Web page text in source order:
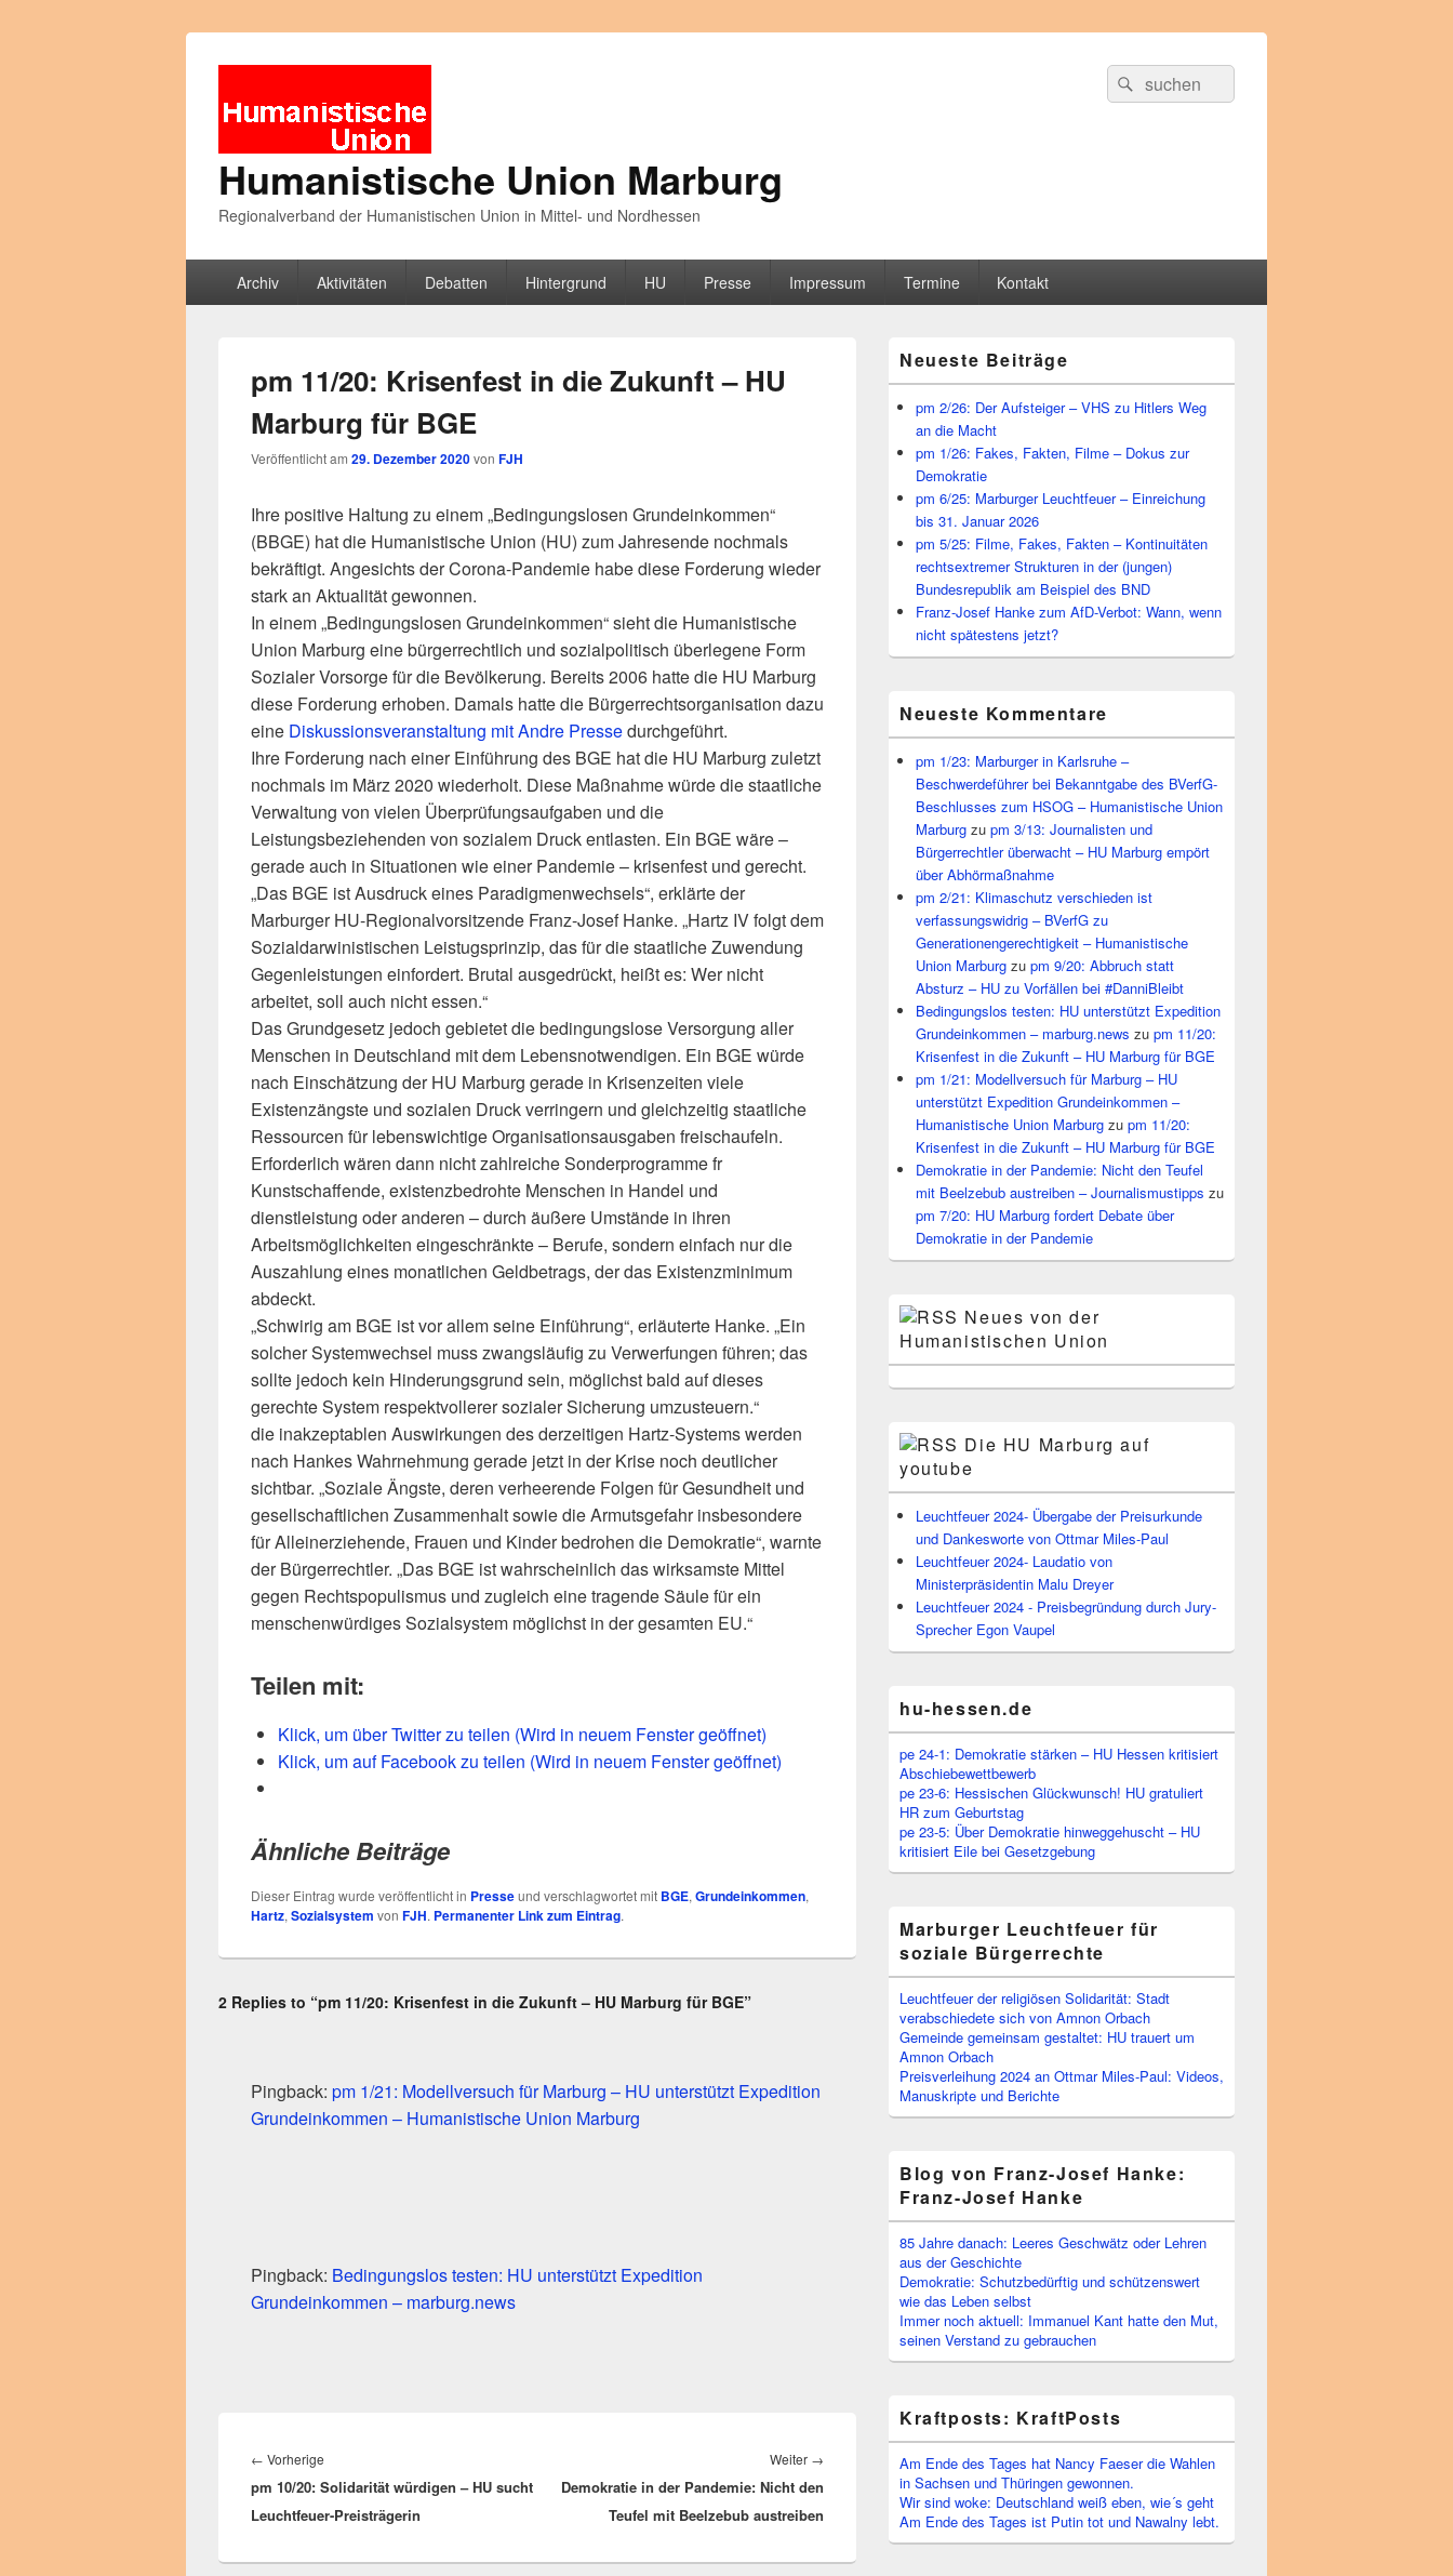
Humanistische Union Marburg
Regionalverband der Humanistischen Union in Mittel- und Nordhessen
Suche
nach:
Suchen
Archiv Aktivitäten Debatten Hintergrund HU Presse Impressum Termine Kontakt
pm 11/20: Krisenfest in die Zukunft – HU
Marburg für BGE
Veröffentlicht am 29. Dezember 2020von FJH
Ihre positive Haltung zu einem „Bedingungslosen Grundeinkommen“
(BBGE) hat die Humanistische Union (HU) zum Jahresende nochmals
bekräftigt. Angesichts der Corona-Pandemie habe diese Forderung wieder
stark an Aktualität gewonnen.
In einem „Bedingungslosen Grundeinkommen“ sieht die Humanistische
Union Marburg eine bürgerrechtlich und sozialpolitisch überlegene Form
Sozialer Vorsorge für die Bevölkerung. Bereits 2006 hatte die HU Marburg
diese Forderung erhoben. Damals hatte die Bürgerrechtsorganisation dazu
eine Diskussionsveranstaltung mit Andre Pressedurchgeführt.
Ihre Forderung nach einer Einführung des BGE hat die HU Marburg zuletzt
nochmals im März 2020 wiederholt. Diese Maßnahme würde die staatliche
Verwaltung von vielen Überprüfungsaufgaben und die
Leistungsbeziehenden von sozialem Druck entlasten. Ein BGE wäre –
gerade auch in Situationen wie einer Pandemie – krisenfest und gerecht.
„Das BGE ist Ausdruck eines Paradigmenwechsels“, erklärte der
Marburger HU-Regionalvorsitzende Franz-Josef Hanke. „Hartz IV folgt dem
Sozialdarwinistischen Leistugsprinzip, das für die staatliche Zuwendung
Gegenleistungen einfordert. Brutal ausgedrückt, heißt es: Wer nicht
arbeitet, soll auch nicht essen.“
Das Grundgesetz jedoch gebietet die bedingungslose Versorgung aller
Menschen in Deutschland mit dem Lebensnotwendigen. Ein BGE würde
nach Einschätzung der HU Marburg gerade in Krisenzeiten viele
Existenzängste und sozialen Druck verringern und gleichzeitig staatliche
Ressourcen für lebenswichtige Organisationsausgaben freischaufeln.
Erforderlich wären dann nicht zahlreiche Sonderprogramme fr
Kunstschaffende, existenzbedrohte Menschen in Handel und
dienstleistung oder anderen – durch äußere Umstände in ihren
Arbeitsmöglichkeiten eingeschränkte – Berufe, sondern einfach nur die
Auszahlung eines monatlichen Geldbetrags, der das Existenzminimum
abdeckt.
„Schwirig am BGE ist vor allem seine Einführung“, erläuterte Hanke. „Ein
solcher Systemwechsel muss zwangsläufig zu Verwerfungen führen; das
sollte jedoch kein Hinderungsgrund sein, möglichst bald auf dieses
gerechte System respektvollerer sozialer Sicherung umzusteuern.“
die inakzeptablen Auswirkungen des derzeitigen Hartz-Systems werden
nach Hankes Wahrnehmung gerade jetzt in der Krise noch deutlicher
sichtbar. „Soziale Ängste, deren verheerende Folgen für Gesundheit und
gesellschaftlichen Zusammenhalt sowie die Armutsgefahr insbesondere
für Alleinerziehende, Frauen und Kinder bedrohen die Demokratie“, warnte
der Bürgerrechtler. „Das BGE ist wahrscheinlich das wirksamste Mittel
gegen Rechtspopulismus und zugleich eine tragende Säule für ein
menschenwürdiges Sozialsystem möglichst in der gesamten EU.“
Teilen mit:
Klick, um über Twitter zu teilen (Wird in neuem Fenster geöffnet)
Klick, um auf Facebook zu teilen (Wird in neuem Fenster geöffnet)
Ähnliche Beiträge
Dieser Eintrag wurde veröffentlicht in Presseund verschlagwortet mit BGE, Grundeinkommen,
Hartz, Sozialsystem von FJH. Permanenter Link zum Eintrag.
2 Replies to “pm 11/20: Krisenfest in die Zukunft – HU Marburg für BGE”
Pingback: pm 1/21: Modellversuch für Marburg – HU unterstützt Expedition
Grundeinkommen – Humanistische Union Marburg
Pingback: Bedingungslos testen: HU unterstützt Expedition
Grundeinkommen – marburg.news
← Vorherige
Beitrag:
pm 10/20: Solidarität würdigen – HU sucht
Leuchtfeuer-Preisträgerin
Weiter →
Demokratie in der Pandemie: Nicht den
Teufel mit Beelzebub austreiben
Seitenleisten
Widget-
Bereich
Neueste Beiträge
pm 2/26: Der Aufsteiger – VHS zu Hitlers Weg
an die Macht
pm 1/26: Fakes, Fakten, Filme – Dokus zur
Demokratie
pm 6/25: Marburger Leuchtfeuer – Einreichung
bis 31. Januar 2026
pm 5/25: Filme, Fakes, Fakten – Kontinuitäten
rechtsextremer Strukturen in der (jungen)
Bundesrepublik am Beispiel des BND
Franz-Josef Hanke zum AfD-Verbot: Wann, wenn
nicht spätestens jetzt?
Neueste Kommentare
pm 1/23: Marburger in Karlsruhe –
Beschwerdeführer bei Bekanntgabe des BVerfG-
Beschlusses zum HSOG – Humanistische Union
Marburg zu pm 3/13: Journalisten und
Bürgerrechtler überwacht – HU Marburg empört
über Abhörmaßnahme
pm 2/21: Klimaschutz verschieden ist
verfassungswidrig – BVerfG zu
Generationengerechtigkeit – Humanistische
Union Marburg zu pm 9/20: Abbruch statt
Absturz – HU zu Vorfällen bei #DanniBleibt
Bedingungslos testen: HU unterstützt Expedition
Grundeinkommen – marburg.news zu pm 11/20:
Krisenfest in die Zukunft – HU Marburg für BGE
pm 1/21: Modellversuch für Marburg – HU
unterstützt Expedition Grundeinkommen –
Humanistische Union Marburg zu pm 11/20:
Krisenfest in die Zukunft – HU Marburg für BGE
Demokratie in der Pandemie: Nicht den Teufel
mit Beelzebub austreiben – Journalismustipps zu
pm 7/20: HU Marburg fordert Debate über
Demokratie in der Pandemie
Neues von der
Humanistischen Union
Die HU Marburg auf
youtube
Leuchtfeuer 2024- Übergabe der Preisurkunde
und Dankesworte von Ottmar Miles-Paul
Leuchtfeuer 2024- Laudatio von
Ministerpräsidentin Malu Dreyer
Leuchtfeuer 2024 - Preisbegründung durch Jury-
Sprecher Egon Vaupel
hu-hessen.de
pe 24-1: Demokratie stärken – HU Hessen kritisiert
Abschiebewettbewerb
pe 23-6: Hessischen Glückwunsch! HU gratuliert
HR zum Geburtstag
pe 23-5: Über Demokratie hinweggehuscht – HU
kritisiert Eile bei Gesetzgebung
Marburger Leuchtfeuer für
soziale Bürgerrechte
Leuchtfeuer der religiösen Solidarität: Stadt
verabschiedete sich von Amnon Orbach
Gemeinde gemeinsam gestaltet: HU trauert um
Amnon Orbach
Preisverleihung 2024 an Ottmar Miles-Paul: Videos,
Manuskripte und Berichte
Blog von Franz-Josef Hanke:
Franz-Josef Hanke
85 Jahre danach: Leeres Geschwätz oder Lehren
aus der Geschichte
Demokratie: Schutzbedürftig und schützenswert
wie das Leben selbst
Immer noch aktuell: Immanuel Kant hatte den Mut,
seinen Verstand zu gebrauchen
Kraftposts: KraftPosts
Am Ende des Tages hat Nancy Faeser die Wahlen
in Sachsen und Thüringen gewonnen.
Wir sind woke: Deutschland weiß eben, wie´s geht
Am Ende des Tages ist Putin tot und Nawalny lebt.